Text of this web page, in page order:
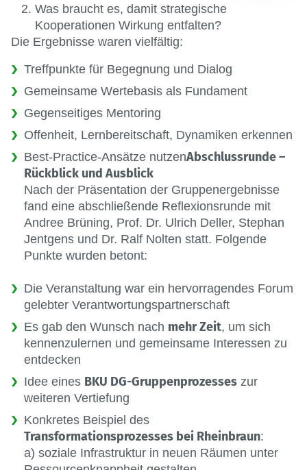
Was braucht es, damit strategische
Kooperationen Wirkung entfalten?
Die Ergebnisse waren vielfältig:
Treffpunkte für Begegnung und Dialog
Gemeinsame Wertebasis als Fundament
Gegenseitiges Mentoring
Offenheit, Lernbereitschaft, Dynamiken erkennen
Best-Practice-Ansätze nutzenAbschlussrunde –
Rückblick und Ausblick
Nach der Präsentation der Gruppenergebnisse
fand eine abschließende Reflexionsrunde mit
Andree Brüning, Prof. Dr. Ulrich Deller, Stephan
Jentgens und Dr. Ralf Nolten statt. Folgende
Punkte wurden betont:
Die Veranstaltung war ein hervorragendes Forum
gelebter Verantwortungspartnerschaft
Es gab den Wunsch nach mehr Zeit, um sich
kennenzulernen und gemeinsame Interessen zu
entdecken
Idee eines BKU DG-Gruppenprozesses zur
weiteren Vertiefung
Konkretes Beispiel des
Transformationsprozesses bei Rheinbraun:
a) soziale Infrastruktur in neuen Räumen unter